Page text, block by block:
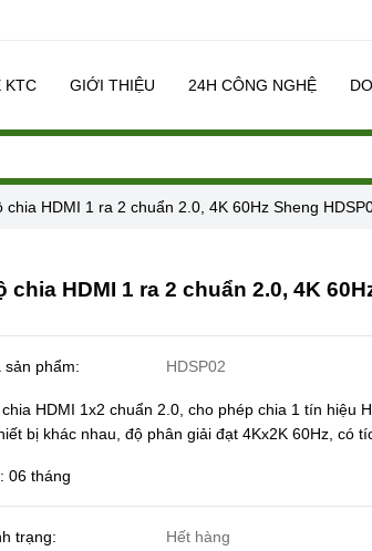
KTC GIỚI THIỆU 24H CÔNG NGHỆ
chia HDMI 1 ra 2 chuẩn 2.0, 4K 60Hz Sheng
chia HDMI 1 ra 2 chuẩn 2.0, 4K
sản phẩm: HDSP02
chia HDMI 1x2 chuẩn 2.0, cho phép chia 1 tín hiệu
bị khác nhau, độ phân giải đạt 4Kx2K 60Hz, có
06 tháng
trạng: Hết hàng